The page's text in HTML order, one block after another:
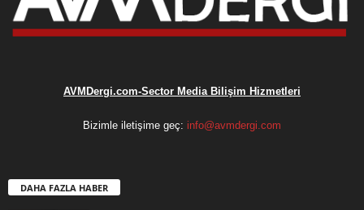
AVMDergi.com-Sector Media Bilişim Hizmetleri
Bizimle iletişime geç: info@avmdergi.com
DAHA FAZLA HABER